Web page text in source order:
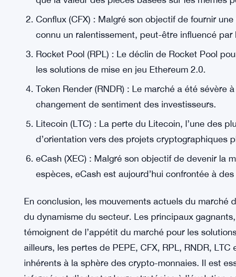
Conflux (CFX) : Malgré son objectif de fournir
connu un ralentissement, peut-être influencé
Rocket Pool (RPL) : Le déclin de Rocket Pool
les solutions de mise en jeu Ethereum 2.0.
Token Render (RNDR) : Le marché a été sévère
changement de sentiment des investisseurs.
Litecoin (LTC) : La perte du Litecoin, l’une des
d’orientation vers des projets cryptographiques
eCash (XEC) : Malgré son objectif de devenir la
espèces, eCash est aujourd’hui confrontée à
En conclusion, les mouvements actuels du marché
du dynamisme du secteur. Les principaux
témoignent de l’appétit du marché pour les
ailleurs, les pertes de PEPE, CFX, RPL, RNDR,
inhérents à la sphère des crypto-monnaies. Il est